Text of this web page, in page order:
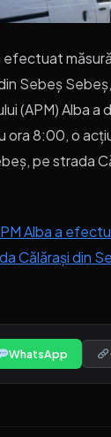
efectuat
Sebeș
(APM) Alba a
ora 8:00, o
pe strada
Alba a
Călărași din
WhatsApp